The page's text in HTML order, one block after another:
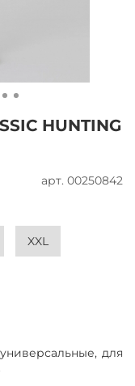
арт. 00250842
HUNTING
XXL
для